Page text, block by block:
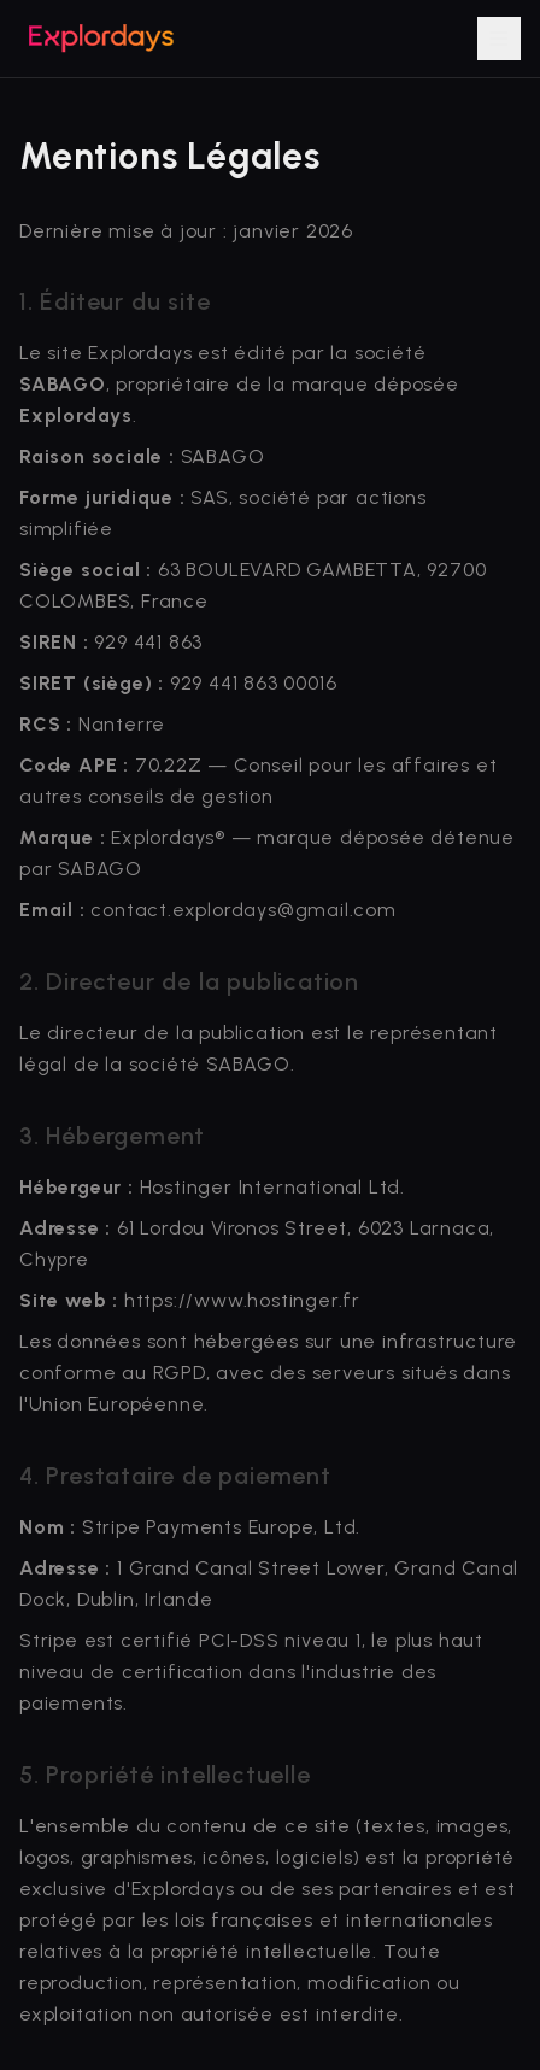
Mentions Légales
Dernière mise à jour : janvier 2026
1. Éditeur du site
Le site Explordays est édité par la société
SABAGO, propriétaire de la marque déposée
Explordays.
Raison sociale : SABAGO
Forme juridique : SAS, société par actions
simplifiée
Siège social : 63 BOULEVARD GAMBETTA, 92700
COLOMBES, France
SIREN : 929 441 863
SIRET (siège) : 929 441 863 00016
RCS : Nanterre
Code APE : 70.22Z — Conseil pour les affaires et
autres conseils de gestion
Marque : Explordays® — marque déposée détenue
par SABAGO
Email : contact.explordays@gmail.com
2. Directeur de la publication
Le directeur de la publication est le représentant
légal de la société SABAGO.
3. Hébergement
Hébergeur : Hostinger International Ltd.
Adresse : 61 Lordou Vironos Street, 6023 Larnaca,
Chypre
Site web : https://www.hostinger.fr
Les données sont hébergées sur une infrastructure
conforme au RGPD, avec des serveurs situés dans
l'Union Européenne.
4. Prestataire de paiement
Nom : Stripe Payments Europe, Ltd.
Adresse : 1 Grand Canal Street Lower, Grand Canal
Dock, Dublin, Irlande
Stripe est certifié PCI-DSS niveau 1, le plus haut
niveau de certification dans l'industrie des
paiements.
5. Propriété intellectuelle
L'ensemble du contenu de ce site (textes, images,
logos, graphismes, icônes, logiciels) est la propriété
exclusive d'Explordays ou de ses partenaires et est
protégé par les lois françaises et internationales
relatives à la propriété intellectuelle. Toute
reproduction, représentation, modification ou
exploitation non autorisée est interdite.